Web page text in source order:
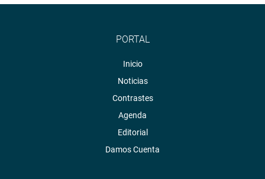
PORTAL
Inicio
Noticias
Contrastes
Agenda
Editorial
Damos Cuenta